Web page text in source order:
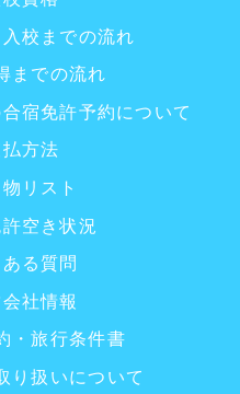
校までの流れ
までの流れ
宿免許予約について
方法
リスト
空き状況
る質問
社情報
・旅行条件書
り扱いについて